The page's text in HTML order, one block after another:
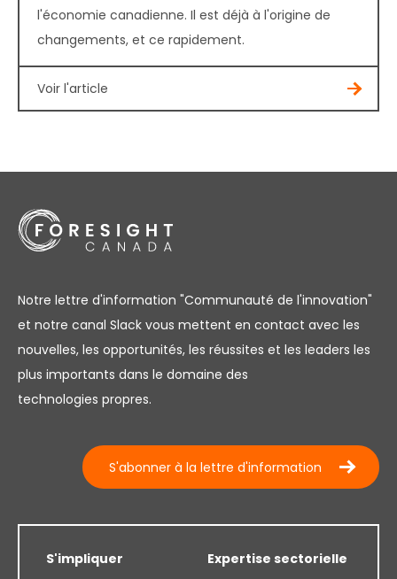
l'économie canadienne. Il est déjà à l'origine de
changements, et ce rapidement.
Voir l'article
Notre lettre d'information "Communauté de l'innovation"
et notre canal Slack vous mettent en contact avec les
nouvelles, les opportunités, les réussites et les leaders les
plus importants dans le domaine des
technologies propres.
S'abonner à la lettre d'information
S'impliquer
Expertise sectorielle